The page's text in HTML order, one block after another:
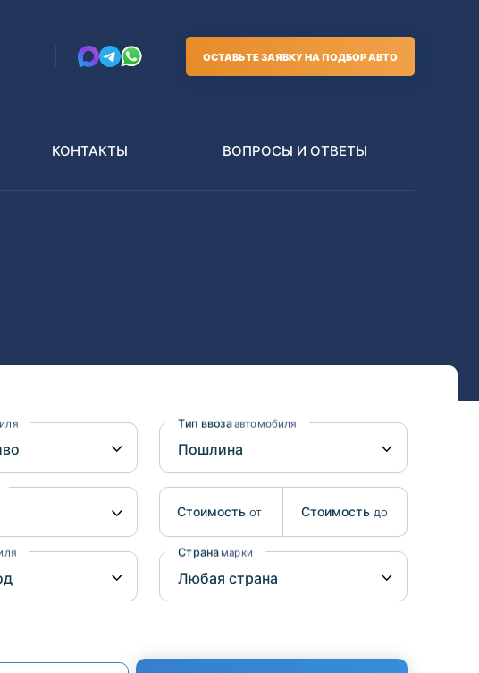
ОСТАВЬТЕ ЗАЯВКУ НА ПОДБОР АВТО
BMW
Nissan
Mitsubishi
Isuzu
Hino
КОНТАКТЫ ВОПРОСЫ И ОТВЕТЫ
Тип ввозаавтомобиля
Стоимость от Стоимость до
Страна марки